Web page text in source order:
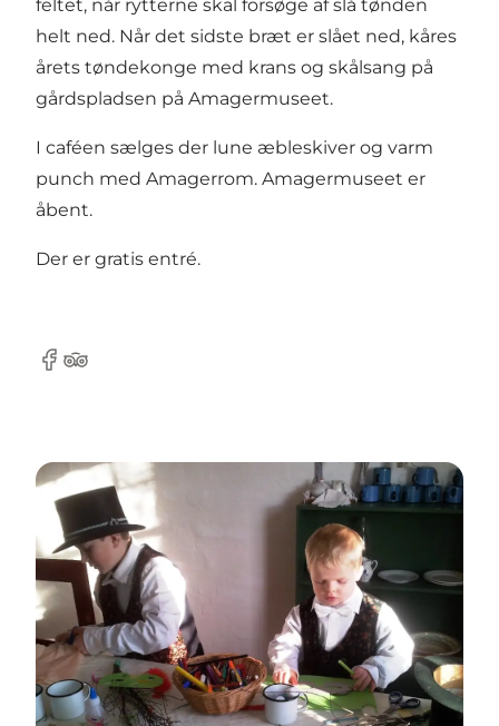
feltet, når rytterne skal forsøge af slå tønden
helt ned. Når det sidste bræt er slået ned, kåres
årets tøndekonge med krans og skålsang på
gårdspladsen på Amagermuseet.
I caféen sælges der lune æbleskiver og varm
punch med Amagerrom. Amagermuseet er
åbent.
Der er gratis entré.
Facebook
Tripadvisor